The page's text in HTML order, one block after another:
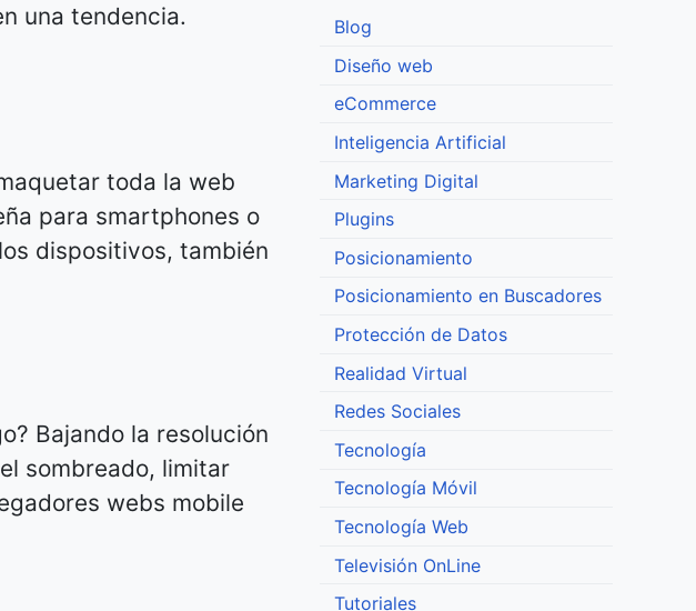
una tendencia.
toda la web
para smartphones o
dispositivos, también
Bajando la resolución
sombreado, limitar
webs mobile
Blog
Diseño web
eCommerce
Inteligencia Artificial
Marketing Digital
Plugins
Posicionamiento
Posicionamiento en Buscadores
Protección de Datos
Realidad Virtual
Redes Sociales
Tecnología
Tecnología Móvil
Tecnología Web
Televisión OnLine
Tutoriales